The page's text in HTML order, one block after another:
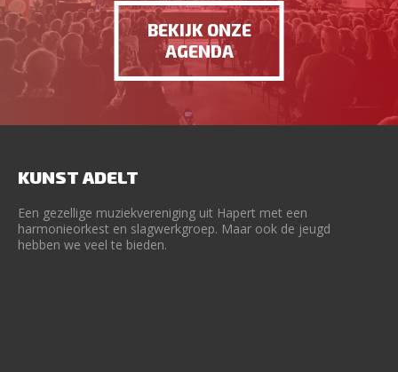
BEKIJK ONZE
AGENDA
KUNST ADELT
Een gezellige muziekvereniging uit Hapert met een
harmonieorkest en slagwerkgroep. Maar ook de jeugd
hebben we veel te bieden.